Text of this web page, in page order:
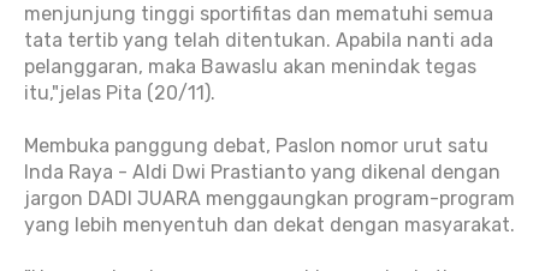
menjunjung tinggi sportifitas dan mematuhi semua
tata tertib yang telah ditentukan. Apabila nanti ada
pelanggaran, maka Bawaslu akan menindak tegas
itu,"jelas Pita (20/11).
Membuka panggung debat, Paslon nomor urut satu
Inda Raya - Aldi Dwi Prastianto yang dikenal dengan
jargon DADI JUARA menggaungkan program-program
yang lebih menyentuh dan dekat dengan masyarakat.